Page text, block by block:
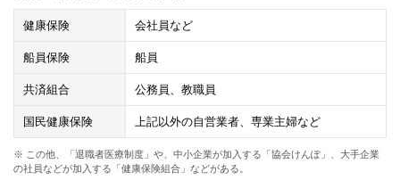
健康保険 会社員など
船員保険 船員
共済組合 公務員、教職員
国民健康保険 上記以外の自営業者、専業主婦など
※ この他、「退職者医療制度」や、中小企業が加入する「協会けんぽ」、大手企業
の社員などが加入する「健康保険組合」などがある。